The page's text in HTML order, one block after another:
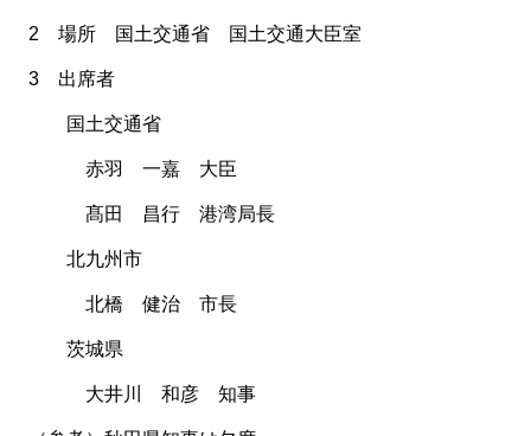
2 場所 国土交通省 国土交通大臣室
3 出席者
国土交通省
赤羽 一嘉 大臣
髙田 昌行 港湾局長
北九州市
北橋 健治 市長
茨城県
大井川 和彦 知事